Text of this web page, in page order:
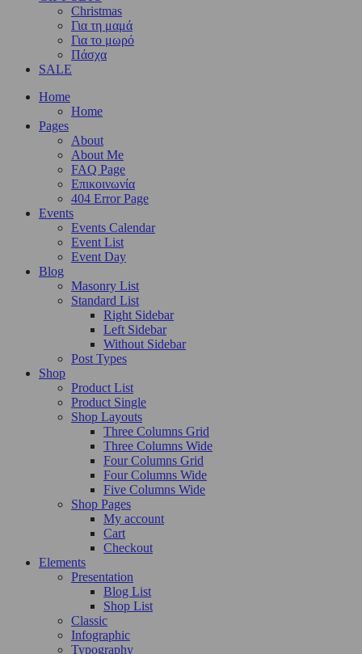
Christmas
Για τη μαμά
Για το μωρό
Πάσχα
SALE
Home
Home
Pages
About
About Me
FAQ Page
Επικοινωνία
404 Error Page
Events
Events Calendar
Event List
Event Day
Blog
Masonry List
Standard List
Right Sidebar
Left Sidebar
Without Sidebar
Post Types
Shop
Product List
Product Single
Shop Layouts
Three Columns Grid
Three Columns Wide
Four Columns Grid
Four Columns Wide
Five Columns Wide
Shop Pages
My account
Cart
Checkout
Elements
Presentation
Blog List
Shop List
Classic
Infographic
Typography